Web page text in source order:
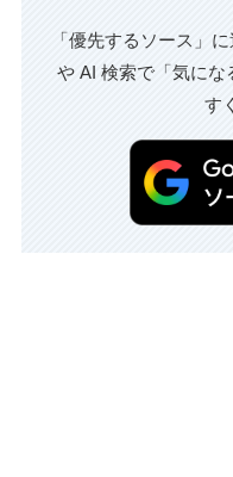
「優先するソース」
や AI 検索で「気に
す